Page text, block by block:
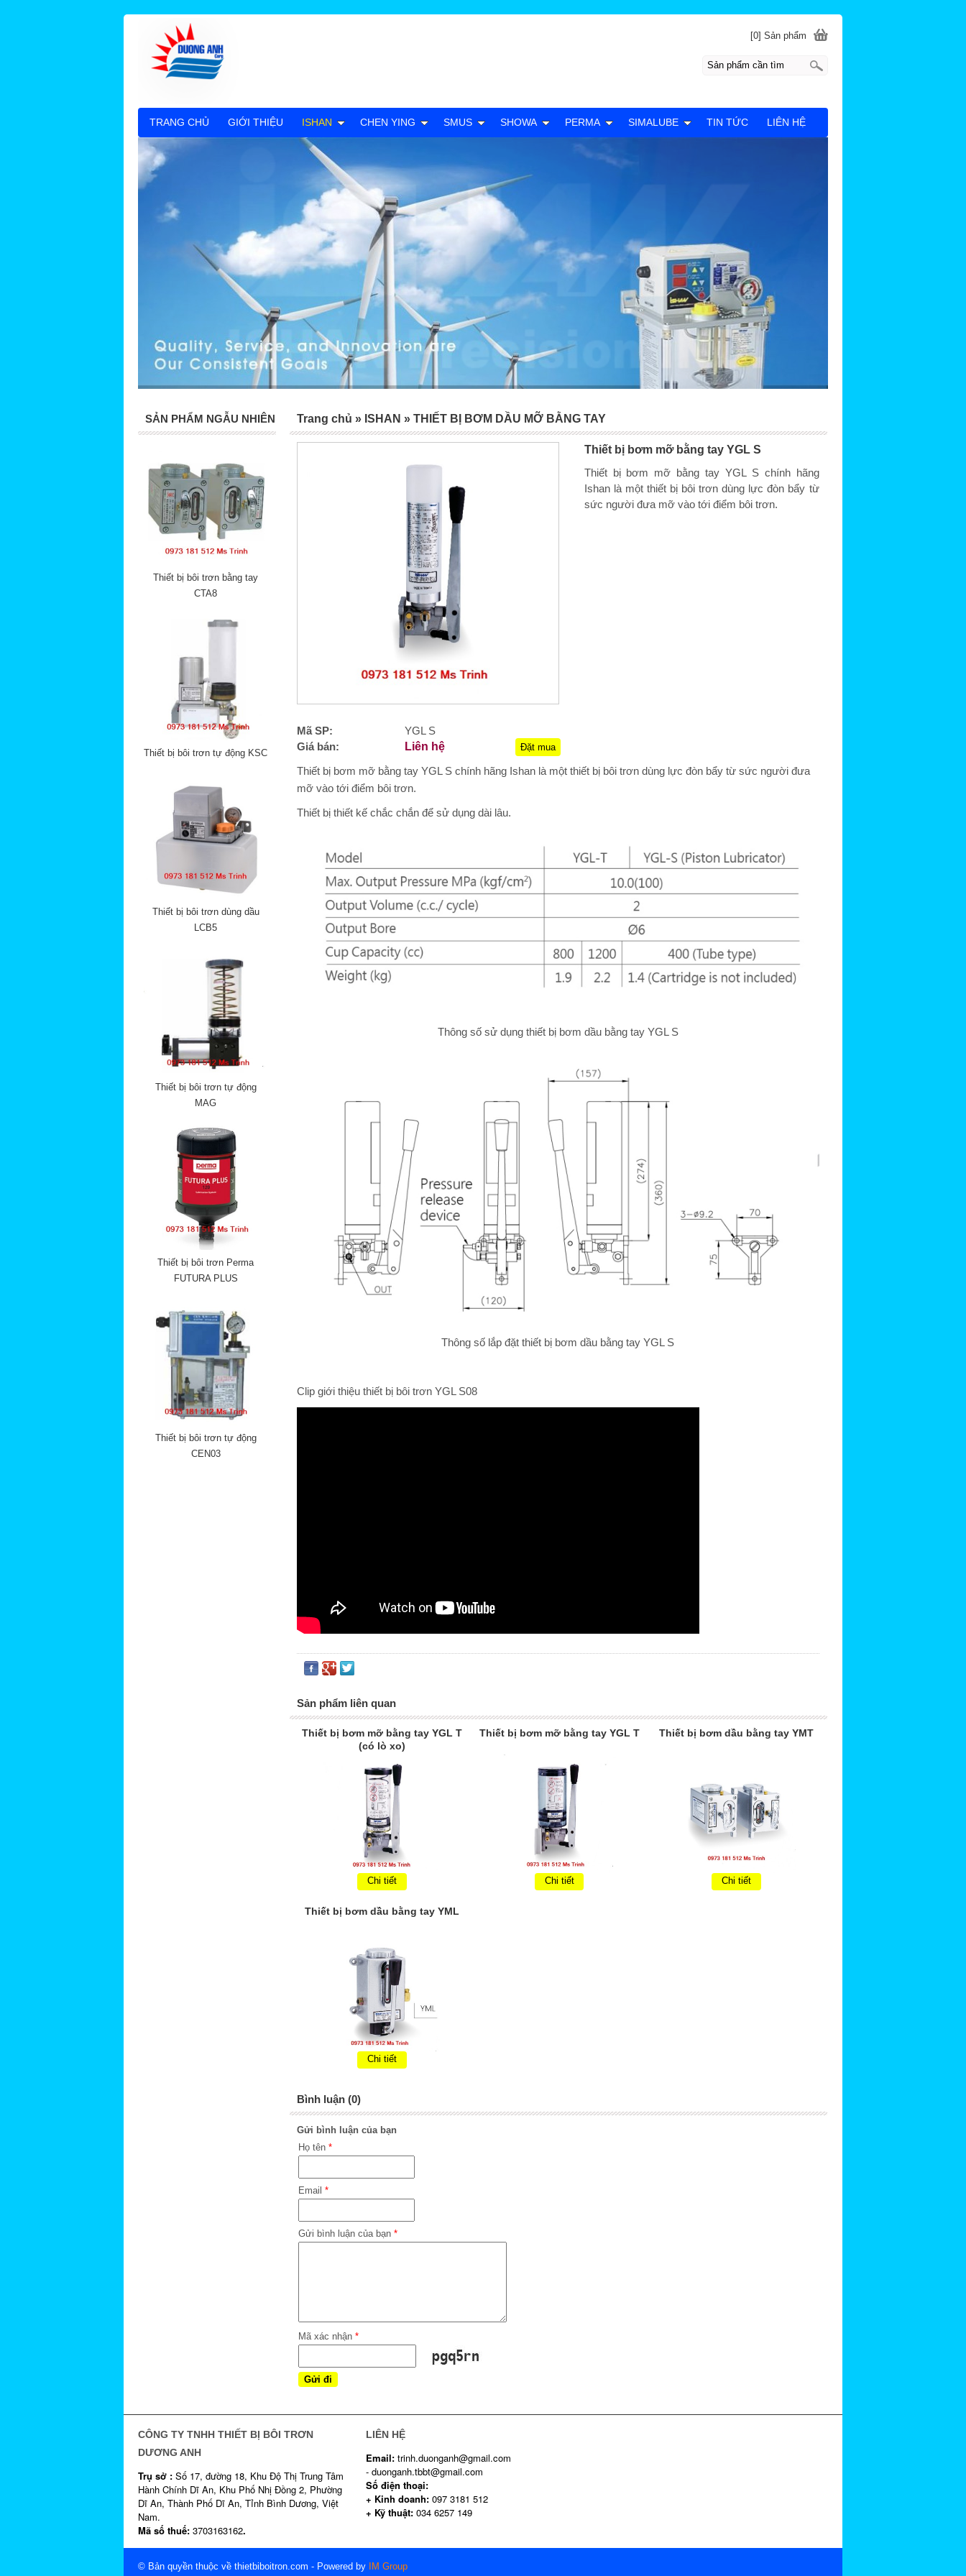
Thiết bị bơm mỡ bằng tay YGL S
Thiết bị bơm mỡ bằng tay YGL S chính hãng
Ishan là một thiết bị bôi trơn dùng lực đòn bẩy từ
sức người đưa mỡ vào tới điểm bôi trơn.
Mã SP:
YGL S
Giá bán:
Liên hệ Đặt mua
Thiết bị bơm mỡ bằng tay YGL S chính hãng Ishan là một thiết bị bôi trơn dùng lực đòn bẩy từ sức người đưa
mỡ vào tới điểm bôi trơn.
Thiết bị thiết kế chắc chắn để sử dụng dài lâu.
Thông số sử dụng thiết bị bơm dầu bằng tay YGL S
Thông số lắp đặt thiết bị bơm dầu bằng tay YGL S
Clip giới thiệu thiết bị bôi trơn YGL S08
Sản phẩm liên quan
Thiết bị bơm mỡ bằng tay YGL T
(có lò xo)
Chi tiết
Thiết bị bơm mỡ bằng tay YGL T
Chi tiết
Thiết bị bơm dầu bằng tay YMT
Chi tiết
Thiết bị bơm dầu bằng tay YML
Chi tiết
Bình luận (0)
Gửi bình luận của bạn
Họ tên*
Email*
Gửi bình luận của bạn*
Mã xác nhận*
Trang chủ » ISHAN »THIẾT BỊ BƠM DẦU MỠ BẰNG TAY
SẢN PHẨM NGẪU NHIÊN
Thiết bị bôi trơn bằng tay
CTA8
Thiết bị bôi trơn tự động KSC
Thiết bị bôi trơn dùng dầu
LCB5
Thiết bị bôi trơn tự động
MAG
Thiết bị bôi trơn Perma
FUTURA PLUS
Thiết bị bôi trơn tự động
CEN03
[0] Sản phẩm
TRANG CHỦ GIỚI THIỆU ISHAN CHEN YING SMUS SHOWA PERMA SIMALUBE TIN TỨC LIÊN HỆ
CÔNG TY TNHH THIẾT BỊ BÔI TRƠN
DƯƠNG ANH
Trụ sở : Số 17, đường 18, Khu Độ Thị Trung Tâm
Hành Chính Dĩ An, Khu Phố Nhị Đồng 2, Phường
Dĩ An, Thành Phố Dĩ An, Tỉnh Bình Dương, Việt
Nam.
Mã số thuế: 3703163162.
LIÊN HỆ
Email:trinh.duonganh@gmail.com
- duonganh.tbbt@gmail.com
Số điện thoại:
+ Kinh doanh: 097 3181 512
+ Kỹ thuật: 034 6257 149
© Bản quyền thuộc về thietbiboitron.com - Powered by IM Group